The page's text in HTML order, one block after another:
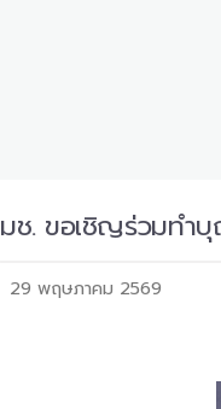
มช. ขอเชิญร่วมทำ
29 พฤษภาคม 2569